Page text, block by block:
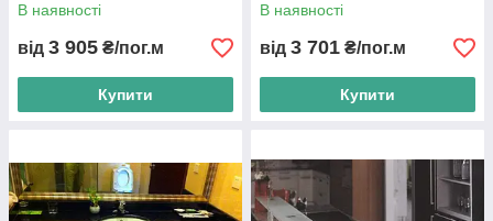
В наявності
від 3 905 ₴/пог.м
Купити
В наявності
від 3 701 ₴/пог.м
Купити